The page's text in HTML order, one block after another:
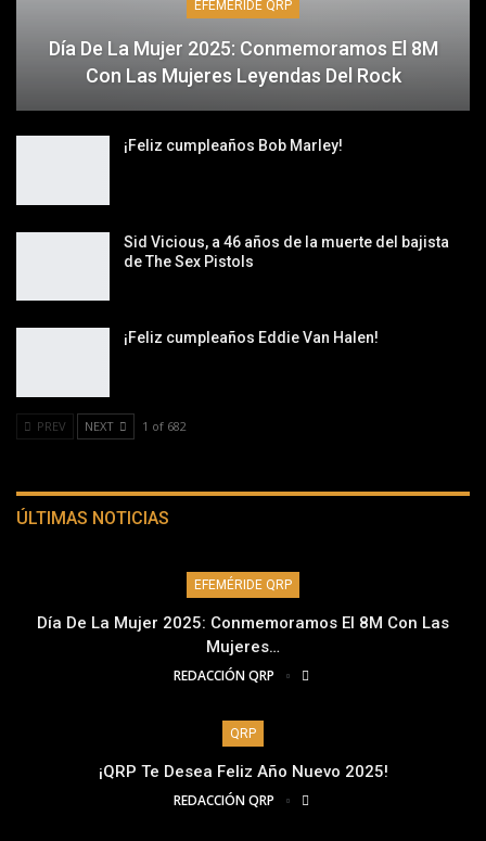
EFEMÉRIDE QRP
Día De La Mujer 2025: Conmemoramos El 8M
Con Las Mujeres Leyendas Del Rock
¡Feliz cumpleaños Bob Marley!
Sid Vicious, a 46 años de la muerte del bajista
de The Sex Pistols
¡Feliz cumpleaños Eddie Van Halen!
PREV NEXT 1 of 682
ÚLTIMAS NOTICIAS
EFEMÉRIDE QRP
Día De La Mujer 2025: Conmemoramos El 8M Con Las
Mujeres…
REDACCIÓN QRP
QRP
¡QRP Te Desea Feliz Año Nuevo 2025!
REDACCIÓN QRP